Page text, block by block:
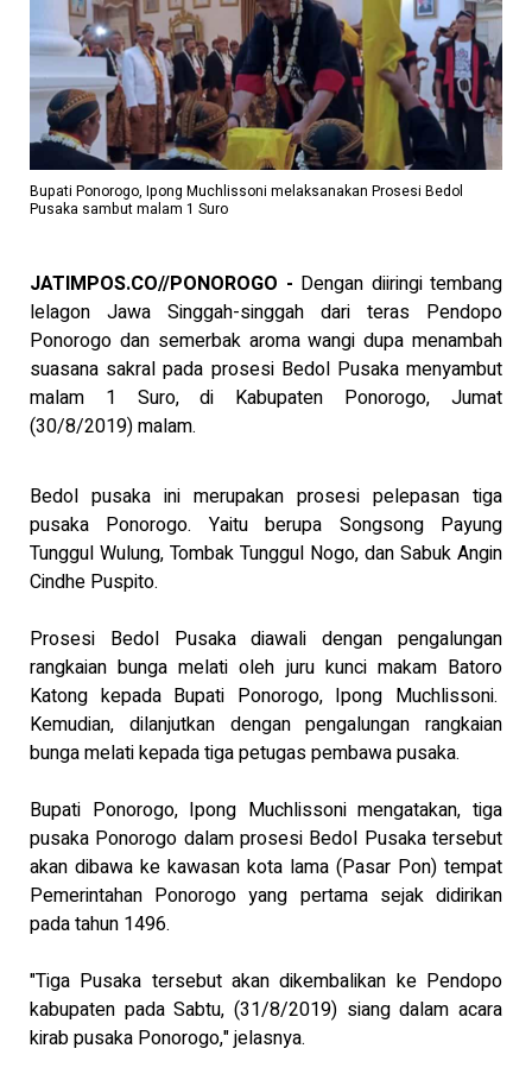
Bupati Ponorogo, Ipong Muchlissoni melaksanakan Prosesi Bedol
Pusaka sambut malam 1 Suro
JATIMPOS.CO//PONOROGO - Dengan diiringi tembang
lelagon Jawa Singgah-singgah dari teras Pendopo
Ponorogo dan semerbak aroma wangi dupa menambah
suasana sakral pada prosesi Bedol Pusaka menyambut
malam 1 Suro, di Kabupaten Ponorogo, Jumat
(30/8/2019) malam.
Bedol pusaka ini merupakan prosesi pelepasan tiga
pusaka Ponorogo. Yaitu berupa Songsong Payung
Tunggul Wulung, Tombak Tunggul Nogo, dan Sabuk Angin
Cindhe Puspito.
Prosesi Bedol Pusaka diawali dengan pengalungan
rangkaian bunga melati oleh juru kunci makam Batoro
Katong kepada Bupati Ponorogo, Ipong Muchlissoni.
Kemudian, dilanjutkan dengan pengalungan rangkaian
bunga melati kepada tiga petugas pembawa pusaka.
Bupati Ponorogo, Ipong Muchlissoni mengatakan, tiga
pusaka Ponorogo dalam prosesi Bedol Pusaka tersebut
akan dibawa ke kawasan kota lama (Pasar Pon) tempat
Pemerintahan Ponorogo yang pertama sejak didirikan
pada tahun 1496.
"Tiga Pusaka tersebut akan dikembalikan ke Pendopo
kabupaten pada Sabtu, (31/8/2019) siang dalam acara
kirab pusaka Ponorogo," jelasnya.